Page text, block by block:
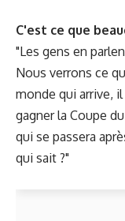
C'est ce que
"Les gens en
Nous verrons ce
monde qui arrive,
gagner la Coupe
qui se passera
qui sait ?"